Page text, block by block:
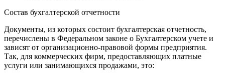
Состав бухгалтерской отчетности
Документы, из которых состоит бухгалтерская отчетность,
перечислены в Федеральном законе о Бухгалтерском учете и
зависят от организационно-правовой формы предприятия.
Так, для коммерческих фирм, предоставляющих платные
услуги или занимающихся продажами, это: